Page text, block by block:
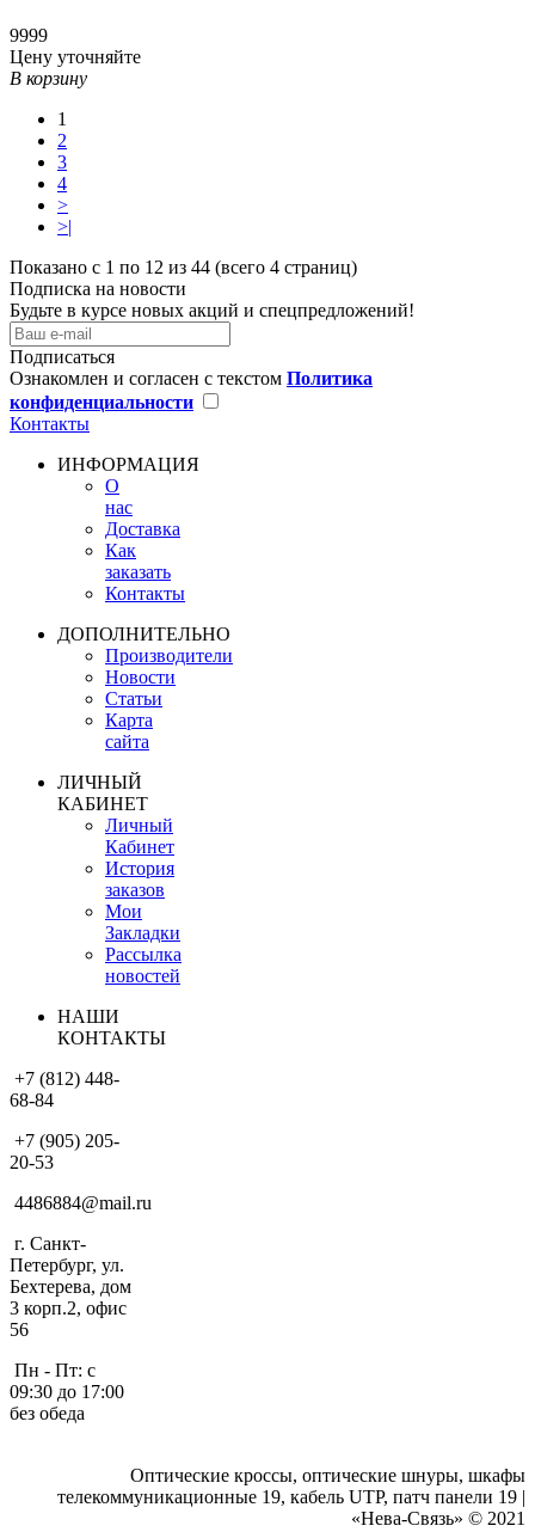
9999
Цену уточняйте
В корзину
1
2
3
4
>
>|
Показано с 1 по 12 из 44 (всего 4 страниц)
Подписка на новости
Будьте в курсе новых акций и спецпредложений!
Подписаться
Ознакомлен и согласен с текстом Политика
конфиденциальности
Контакты
ИНФОРМАЦИЯ
О
нас
Доставка
Как
заказать
Контакты
ДОПОЛНИТЕЛЬНО
Производители
Новости
Статьи
Карта
сайта
ЛИЧНЫЙ
КАБИНЕТ
Личный
Кабинет
История
заказов
Мои
Закладки
Рассылка
новостей
НАШИ
КОНТАКТЫ
+7 (812) 448-
68-84
+7 (905) 205-
20-53
4486884@mail.ru
г. Санкт-
Петербург, ул.
Бехтерева, дом
3 корп.2, офис
56
Пн - Пт: с
09:30 до 17:00
без обеда
Оптические кроссы, оптические шнуры, шкафы
телекоммуникационные 19, кабель UTP, патч панели 19 |
«Нева-Связь» © 2021